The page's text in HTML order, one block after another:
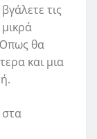
τις
θα
και μια